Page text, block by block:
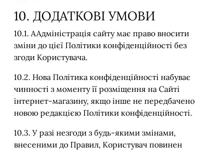
10. ДОДАТКОВІ УМОВИ
10.1. ААдміністрація сайту має право вносити
зміни до цієї Політики конфіденційності без
згоди Користувача.
10.2. Нова Політика конфіденційності набуває
чинності з моменту її розміщення на Сайті
інтернет-магазину, якщо інше не передбачено
новою редакцією Політики конфіденційності.
10.3. У разі незгоди з будь-якими змінами,
внесеними до Правил, Користувач повинен